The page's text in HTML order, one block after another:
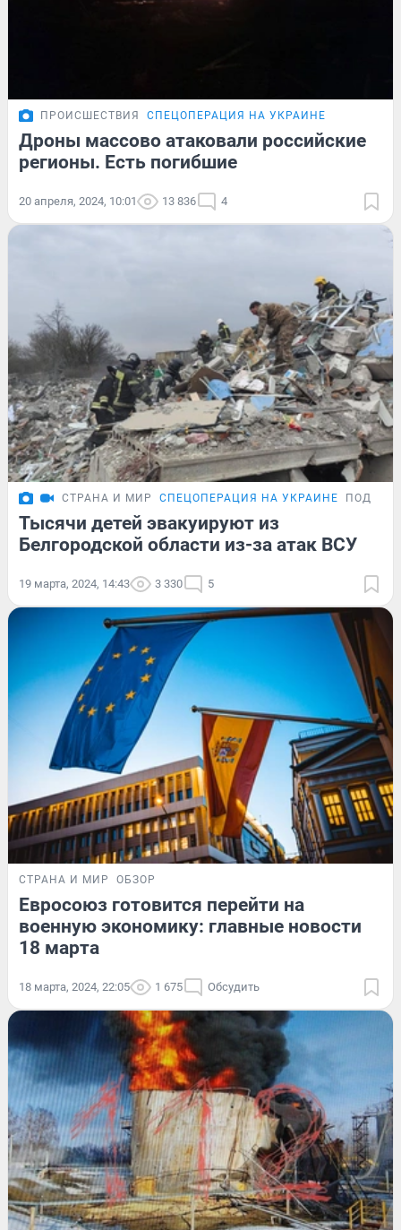
ПРОИСШЕСТВИЯ СПЕЦОПЕРАЦИЯ НА УКРАИНЕ
Дроны массово атаковали российские
регионы. Есть погибшие
20 апреля, 2024, 10:01 13 836 4
СТРАНА И МИР СПЕЦОПЕРАЦИЯ НА УКРАИНЕ
Тысячи детей эвакуируют из
Белгородской области из-за атак ВСУ
19 марта, 2024, 14:43 3 330 5
СТРАНА И МИР ОБЗОР
Евросоюз готовится перейти на
военную экономику: главные новости
18 марта
18 марта, 2024, 22:05 1 675 Обсудить